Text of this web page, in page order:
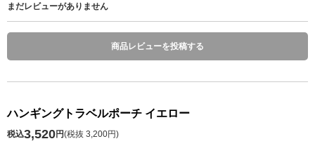
まだレビューがありません
商品レビューを投稿する
ハンギングトラベルポーチ イエロー
税込3,520円(税抜 3,200円)